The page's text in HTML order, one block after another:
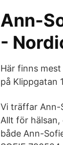
Ann-
-
Här finns
på Klippgatan
Vi träffar Ann-
Allt för
både Ann-